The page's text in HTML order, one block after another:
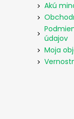
Akú
údajov
Moja